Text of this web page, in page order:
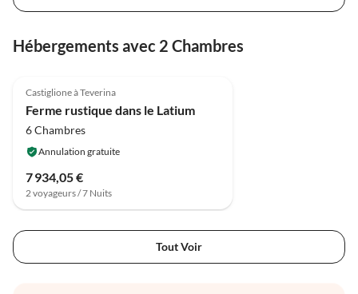
Hébergements avec 2 Chambres
Castiglione à Teverina
Ferme rustique dans le Latium
6 Chambres
Annulation gratuite
7 934,05 €
2 voyageurs / 7 Nuits
Tout Voir